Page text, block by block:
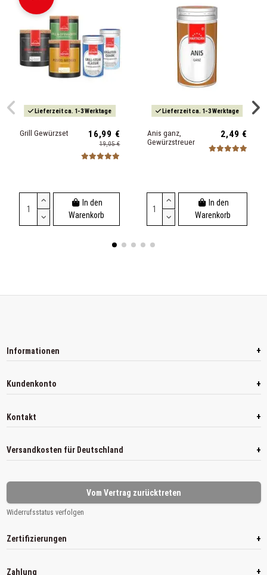
Lieferzeit ca. 1-3 Werktage
Grill Gewürzset 16,99 €
19,05 €
In den
Warenkorb
Lieferzeit ca. 1-3 Werktage
Anis ganz,
Gewürzstreuer
2,49 €
In den
Warenkorb
Informationen +
Kundenkonto +
Kontakt +
Versandkosten für Deutschland +
Vom Vertrag zurücktreten
Widerrufsstatus verfolgen
Zertifizierungen +
Zahlung +